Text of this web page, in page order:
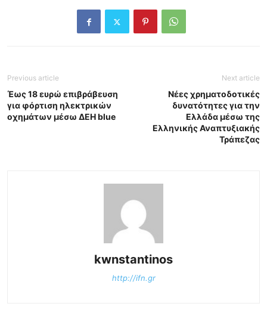
Previous article
Έως 18 ευρώ επιβράβευση
για φόρτιση ηλεκτρικών
οχημάτων μέσω ΔΕΗ blue
Next article
Νέες χρηματοδοτικές
δυνατότητες για την
Ελλάδα μέσω της
Ελληνικής Αναπτυξιακής
Τράπεζας
kwnstantinos
http://ifn.gr